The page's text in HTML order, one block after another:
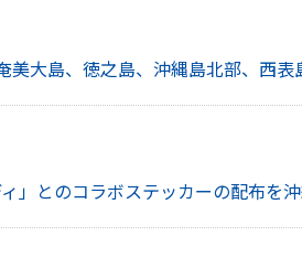
美大島、徳之島、沖縄島北部、西
」とのコラボステッカーの配布を